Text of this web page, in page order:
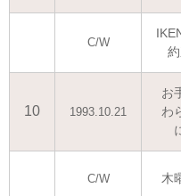
C/W
10 1993.10.21
お
わ
C/W 木